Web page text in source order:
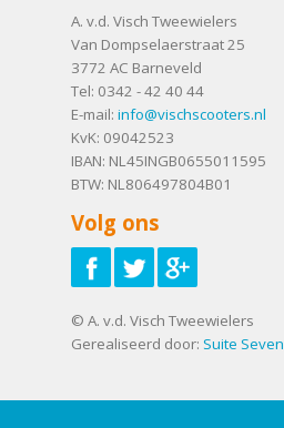
A. v.d. Visch Tweewielers
Van Dompselaerstraat 25
3772 AC Barneveld
Tel: 0342 - 42 40 44
E-mail: info@vischscooters.nl
KvK: 09042523
IBAN: NL45INGB0655011595
BTW: NL806497804B01
Volg ons
© A. v.d. Visch Tweewielers
Gerealiseerd door: Suite Seven